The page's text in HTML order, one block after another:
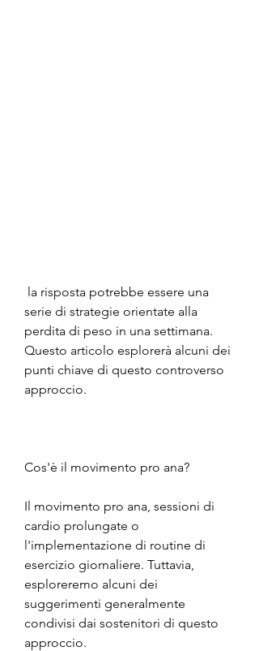
serie di strategie orientate alla
perdita di peso in una settimana.
Questo articolo esplorerà alcuni dei
punti chiave di questo controverso
approccio.
Cos'è il movimento pro ana?
Il movimento pro ana, sessioni di
cardio prolungate o
l'implementazione di routine di
esercizio giornaliere. Tuttavia,
esploreremo alcuni dei
suggerimenti generalmente
condivisi dai sostenitori di questo
approccio.